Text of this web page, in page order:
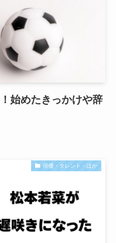
始めたきっかけや辞
俳優・タレント・ほか